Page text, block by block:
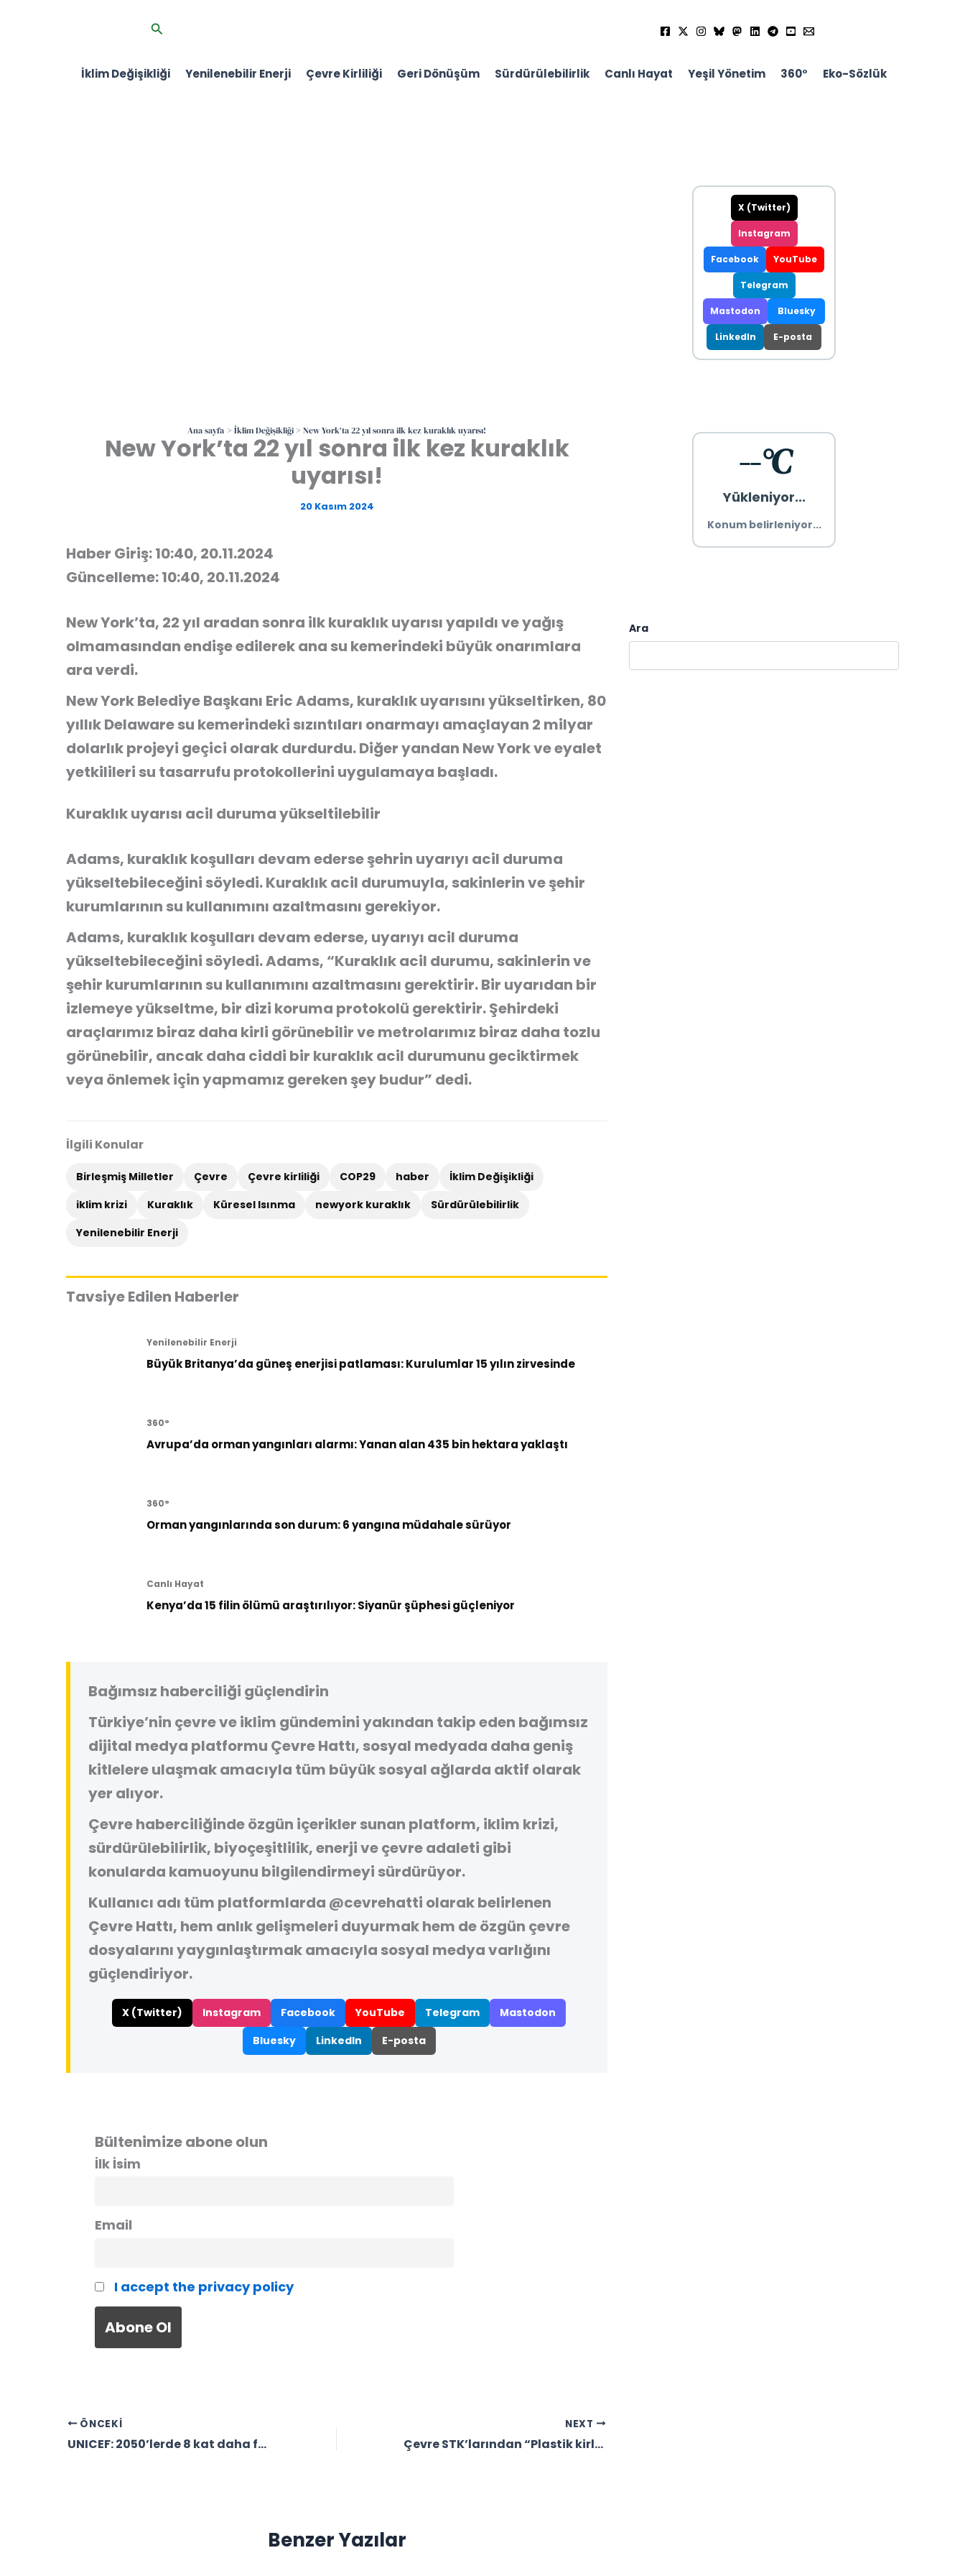
Arama
İklim Değişikliği Yenilenebilir Enerji Çevre Kirliliği Geri Dönüşüm Sürdürülebilirlik Canlı Hayat Yeşil Yönetim 360° Eko-Sözlük
Ana sayfa İklim Değişikliği New York’ta 22 yıl sonra ilk kez kuraklık uyarısı!
New York’ta 22 yıl sonra ilk kez kuraklık
uyarısı!
20 Kasım 2024
Haber Giriş: 10:40, 20.11.2024
Güncelleme: 10:40, 20.11.2024
New York’ta, 22 yıl aradan sonra ilk kuraklık uyarısı yapıldı ve yağış
olmamasından endişe edilerek ana su kemerindeki büyük onarımlara
ara verdi.
New York Belediye Başkanı Eric Adams, kuraklık uyarısını yükseltirken, 80
yıllık Delaware su kemerindeki sızıntıları onarmayı amaçlayan 2 milyar
dolarlık projeyi geçici olarak durdurdu. Diğer yandan New York ve eyalet
yetkilileri su tasarrufu protokollerini uygulamaya başladı.
Kuraklık uyarısı acil duruma yükseltilebilir
Adams, kuraklık koşulları devam ederse şehrin uyarıyı acil duruma
yükseltebileceğini söyledi. Kuraklık acil durumuyla, sakinlerin ve şehir
kurumlarının su kullanımını azaltmasını gerekiyor.
Adams, kuraklık koşulları devam ederse, uyarıyı acil duruma
yükseltebileceğini söyledi. Adams, “Kuraklık acil durumu, sakinlerin ve
şehir kurumlarının su kullanımını azaltmasını gerektirir. Bir uyarıdan bir
izlemeye yükseltme, bir dizi koruma protokolü gerektirir. Şehirdeki
araçlarımız biraz daha kirli görünebilir ve metrolarımız biraz daha tozlu
görünebilir, ancak daha ciddi bir kuraklık acil durumunu geciktirmek
veya önlemek için yapmamız gereken şey budur” dedi.
İlgili Konular
Birleşmiş Milletler Çevre Çevre kirliliği COP29 haber
İklim Değişikliği
iklim krizi
Kuraklık Küresel Isınma newyork kuraklık
Sürdürülebilirlik
Yenilenebilir Enerji
Tavsiye Edilen Haberler
Yenilenebilir Enerji
Büyük Britanya’da güneş enerjisi patlaması: Kurulumlar 15 yılın zirvesinde
360°
Avrupa’da orman yangınları alarmı: Yanan alan 435 bin hektara yaklaştı
360°
Orman yangınlarında son durum: 6 yangına müdahale sürüyor
Canlı Hayat
Kenya’da 15 filin ölümü araştırılıyor: Siyanür şüphesi güçleniyor
Bağımsız haberciliği güçlendirin
Türkiye’nin çevre ve iklim gündemini yakından takip eden bağımsız
dijital medya platformu Çevre Hattı, sosyal medyada daha geniş
kitlelere ulaşmak amacıyla tüm büyük sosyal ağlarda aktif olarak
yer alıyor.
Çevre haberciliğinde özgün içerikler sunan platform, iklim krizi,
sürdürülebilirlik, biyoçeşitlilik, enerji ve çevre adaleti gibi
konularda kamuoyunu bilgilendirmeyi sürdürüyor.
Kullanıcı adı tüm platformlarda @cevrehatti olarak belirlenen
Çevre Hattı, hem anlık gelişmeleri duyurmak hem de özgün çevre
dosyalarını yaygınlaştırmak amacıyla sosyal medya varlığını
güçlendiriyor.
X (Twitter) Instagram Facebook YouTube Telegram
Mastodon
Bluesky
LinkedIn E-posta
Bültenimize abone olun
İlk İsim
Email
I accept the privacy policy
ÖNCEKI
UNICEF: 2050’lerde 8 kat daha fazla çocuk aşırı sıcak hava dalgalarıyla karşı karşıya kalacak
NEXT
Çevre STK’larından “Plastik kirliliğine karşı güçlü ve bağlayıcı bir anlaşma” çağrısı!
Benzer Yazılar
X (Twitter)
Instagram
Facebook YouTube
Telegram
Mastodon Bluesky
LinkedIn E-posta
--°C
Yükleniyor...
Konum belirleniyor...
Ara